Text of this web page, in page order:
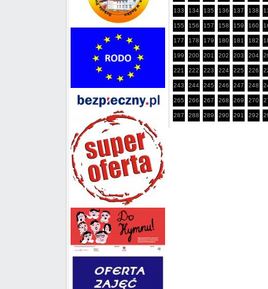
133 134 135 136 137 138
155 156 157 158 159 160
177 178 179 180 181 182
199 200 201 202 203 204
221 222 223 224 225 226
243 244 245 246 247 248
265 266 267 268 269 270
287 288 289 290 291 292